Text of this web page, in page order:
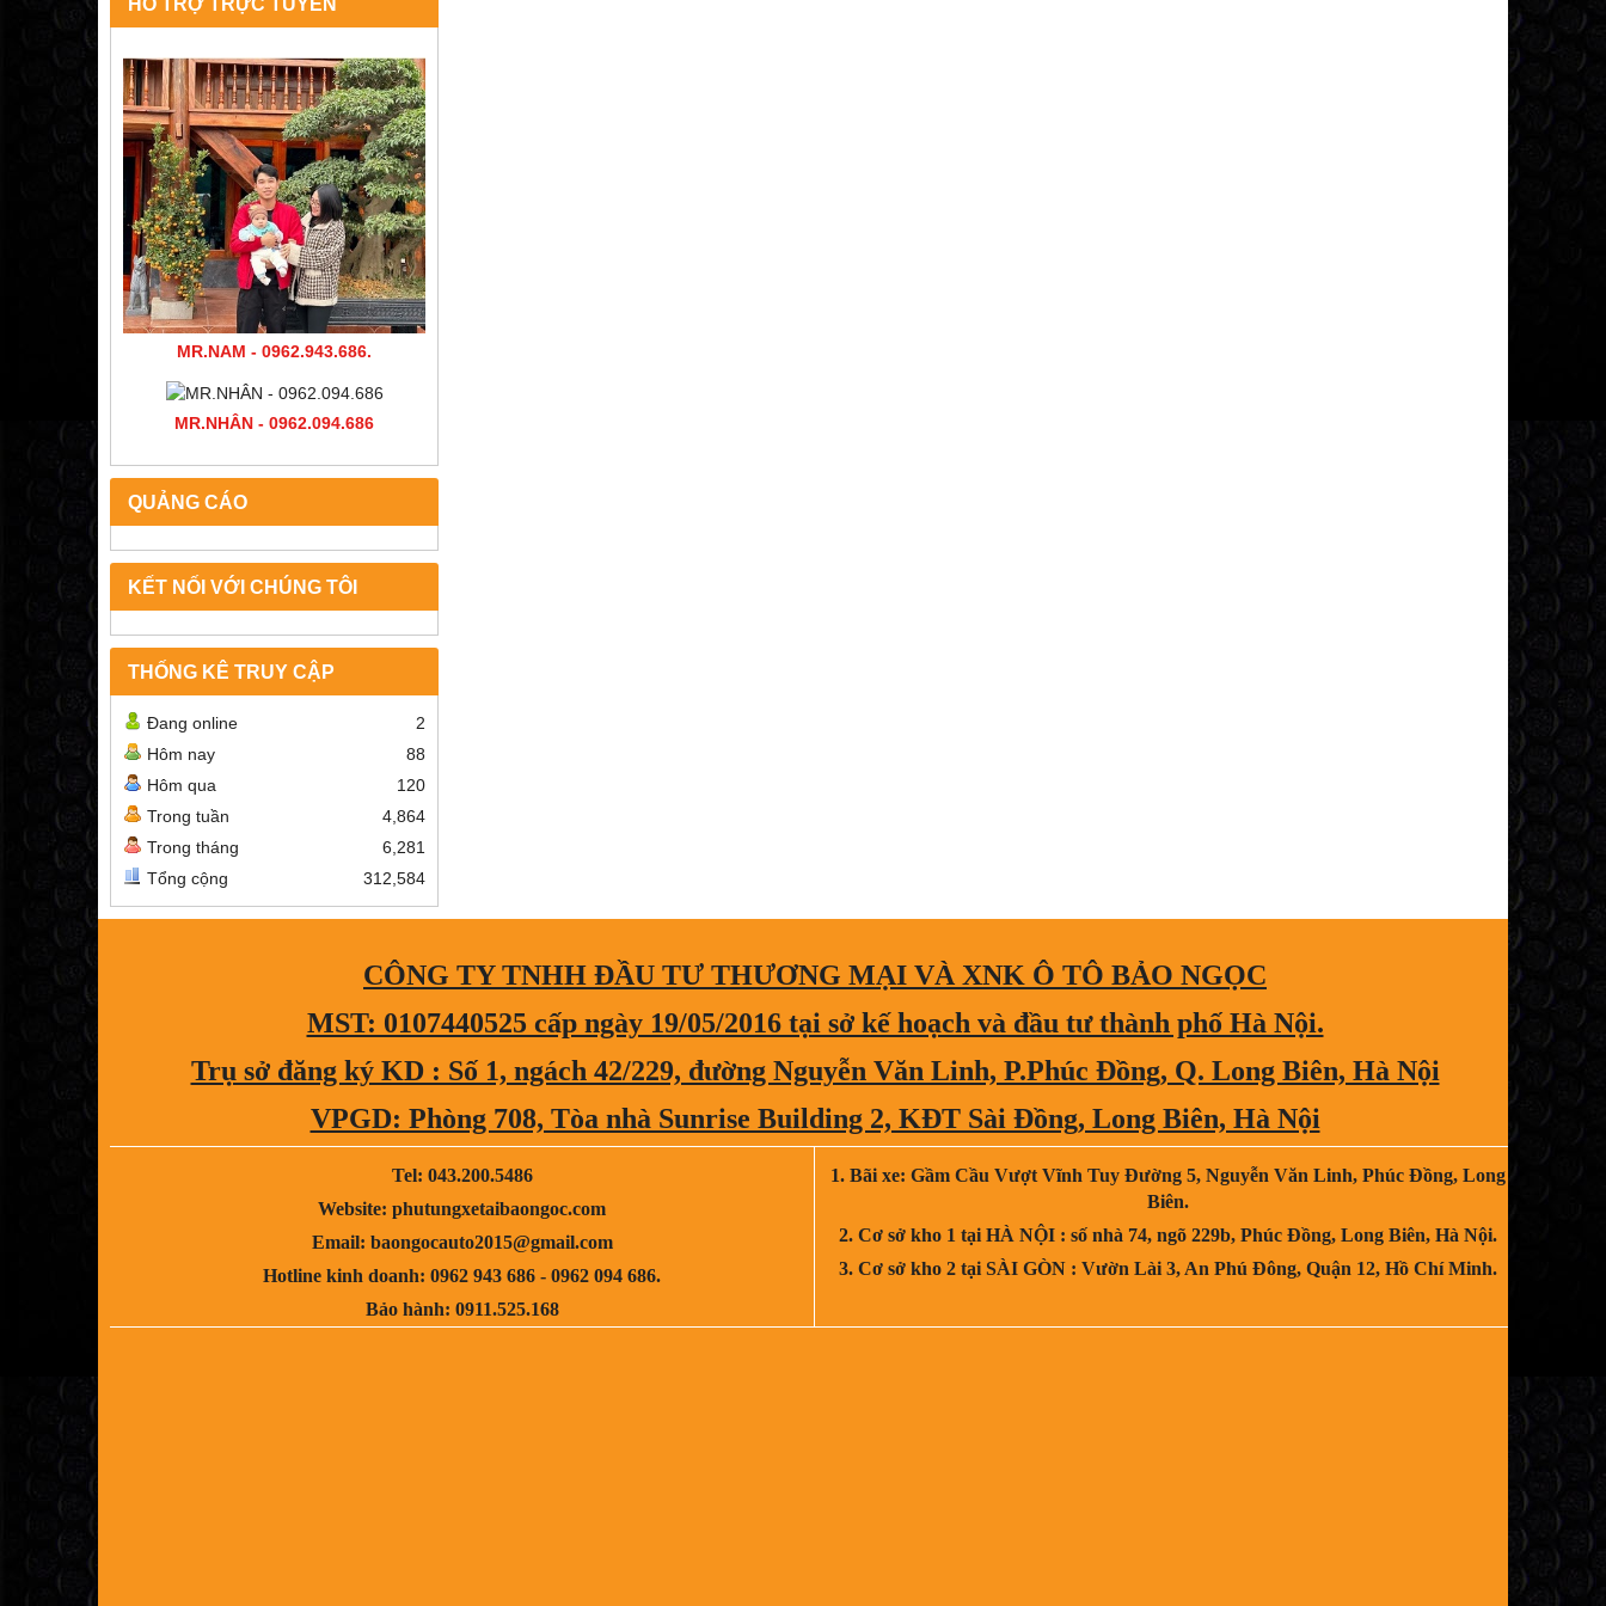
MR.NAM - 0962.943.686.
MR.NHÂN - 0962.094.686
QUẢNG CÁO
KẾT NỐI VỚI CHÚNG TÔI
THỐNG KÊ TRUY CẬP
Đang online
2
Hôm nay
88
Hôm qua
120
Trong tuần
4,864
Trong tháng
6,281
Tổng cộng
312,584
CÔNG TY TNHH ĐẦU TƯ THƯƠNG MẠI VÀ XNK Ô TÔ BẢO NGỌC
MST: 0107440525 cấp ngày 19/05/2016 tại sở kế hoạch và đầu tư thành phố Hà Nội.
Trụ sở đăng ký KD : Số 1, ngách 42/229, đường Nguyễn Văn Linh, P.Phúc Đồng, Q. Long Biên, Hà Nội
VPGD: Phòng 708, Tòa nhà Sunrise Building 2, KĐT Sài Đồng, Long Biên, Hà Nội
Tel: 043.200.5486
Website: phutungxetaibaongoc.com
Email: baongocauto2015@gmail.com
Hotline kinh doanh: 0962 943 686 - 0962 094 686.
Bảo hành: 0911.525.168
1. Bãi xe: Gầm Cầu Vượt Vĩnh Tuy Đường 5, Nguyễn Văn Linh, Phúc Đồng, Long
Biên.
2. Cơ sở kho 1 tại HÀ NỘI : số nhà 74, ngõ 229b, Phúc Đồng, Long Biên, Hà Nội.
3. Cơ sở kho 2 tại SÀI GÒN : Vườn Lài 3, An Phú Đông, Quận 12, Hồ Chí Minh.